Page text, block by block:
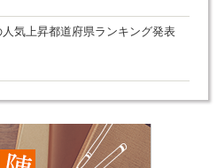
人気上昇都道府県ランキング発表